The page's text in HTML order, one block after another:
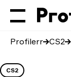
Profilerr CS2
CS2